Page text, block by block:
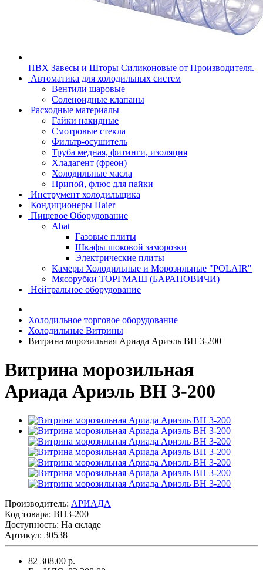
ПВХ Завесы и Шторы Силиконовые от Производителя.
Автоматика для холодильных систем
Вентили шаровые
Соленоидные клапаны
Расходные материалы
Гайки накидные
Смотровые стекла
Фильтр-осушитель
Труба медная, фитинги, изоляция
Хладагент (фреон)
Холодильные масла
Припой, флюс для пайки
Инструмент холодильщика
Кондиционеры Haier
Пищевое Оборудование
Abat
Газовые плиты
Шкафы шоковой заморозки
Электрические плиты
Камеры Холодильные и Морозильные "POLAIR"
Мясорубки ТОРГМАШ (БАРАНОВИЧИ)
Нейтральное оборудование
Холодильное торговое оборудование
Холодильные Витрины
Витрина морозильная Ариада Ариэль ВН 3-200
Витрина морозильная
Ариада Ариэль ВН 3-200
Производитель: АРИАДА
Код товара: ВН3-200
Доступность: На складе
Артикул: 30538
82 308.00 р.